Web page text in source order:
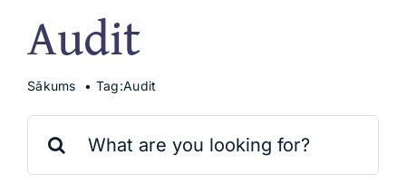
Audit
Sākums Tag:Audit
for: